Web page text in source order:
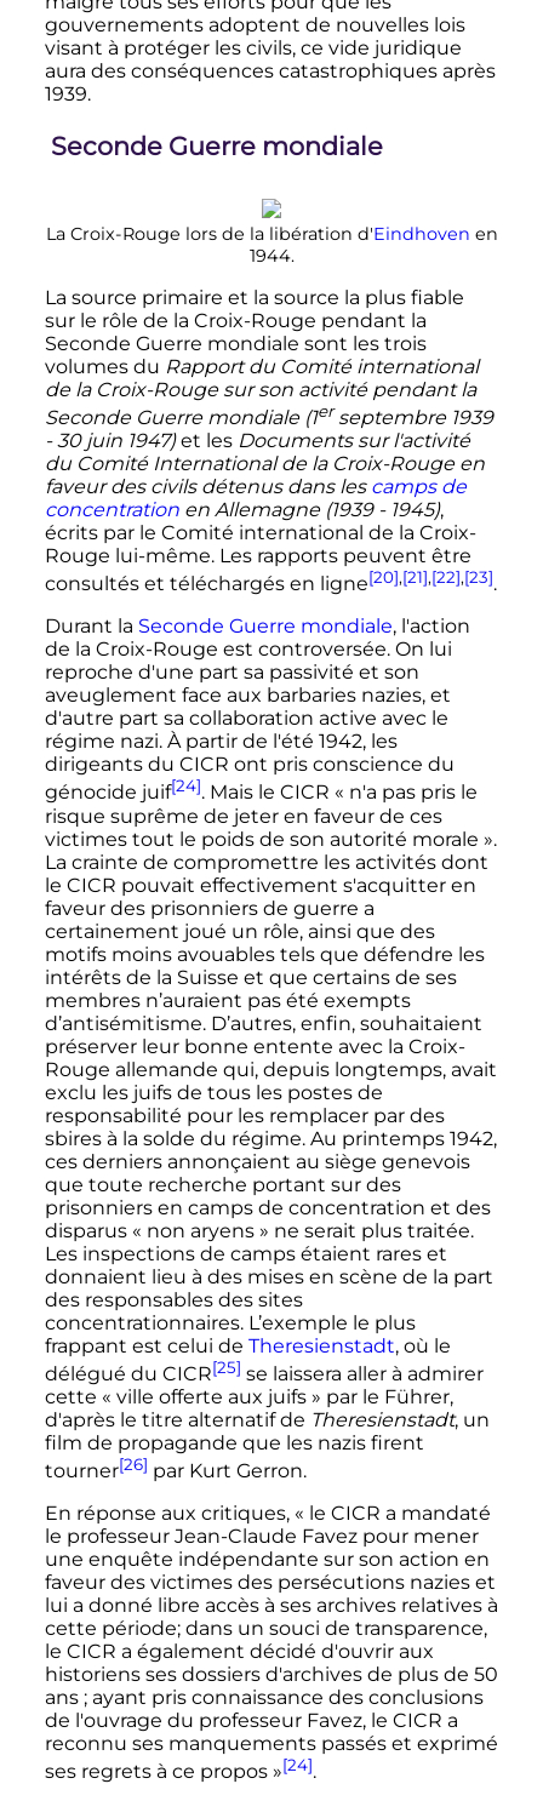
gouvernements adoptent de nouvelles lois
visant à protéger les civils, ce vide juridique
aura des conséquences catastrophiques après
1939.
Seconde Guerre mondiale
La Croix-Rouge lors de la libération d'Eindhoven en
1944.
La source primaire et la source la plus fiable
sur le rôle de la Croix-Rouge pendant la
Seconde Guerre mondiale sont les trois
volumes du Rapport du Comité international
de la Croix-Rouge sur son activité pendant la
Seconde Guerre mondiale (1erseptembre 1939
- 30 juin 1947)et les Documents sur l'activité
du Comité International de la Croix-Rouge en
faveur des civils détenus dans les camps de
concentrationen Allemagne (1939 - 1945),
écrits par le Comité international de la Croix-
Rouge lui-même. Les rapports peuvent être
consultés et téléchargés en ligne[20],[21],[22],[23].
Durant la Seconde Guerre mondiale, l'action
de la Croix-Rouge est controversée. On lui
reproche d'une part sa passivité et son
aveuglement face aux barbaries nazies, et
d'autre part sa collaboration active avec le
régime nazi. À partir de l'été 1942, les
dirigeants du CICR ont pris conscience du
génocide juif[24]. Mais le CICR « n'a pas pris le
risque suprême de jeter en faveur de ces
victimes tout le poids de son autorité morale ».
La crainte de compromettre les activités dont
le CICR pouvait effectivement s'acquitter en
faveur des prisonniers de guerre a
certainement joué un rôle, ainsi que des
motifs moins avouables tels que défendre les
intérêts de la Suisse et que certains de ses
membres n’auraient pas été exempts
d’antisémitisme. D’autres, enfin, souhaitaient
préserver leur bonne entente avec la Croix-
Rouge allemande qui, depuis longtemps, avait
exclu les juifs de tous les postes de
responsabilité pour les remplacer par des
sbires à la solde du régime. Au printemps 1942,
ces derniers annonçaient au siège genevois
que toute recherche portant sur des
prisonniers en camps de concentration et des
disparus « non aryens » ne serait plus traitée.
Les inspections de camps étaient rares et
donnaient lieu à des mises en scène de la part
des responsables des sites
concentrationnaires. L’exemple le plus
frappant est celui de Theresienstadt, où le
délégué du CICR[25] se laissera aller à admirer
cette « ville offerte aux juifs » par le Führer,
d'après le titre alternatif de Theresienstadt, un
film de propagande que les nazis firent
tourner[26] par Kurt Gerron.
En réponse aux critiques, « le CICR a mandaté
le professeur Jean-Claude Favez pour mener
une enquête indépendante sur son action en
faveur des victimes des persécutions nazies et
lui a donné libre accès à ses archives relatives à
cette période; dans un souci de transparence,
le CICR a également décidé d'ouvrir aux
historiens ses dossiers d'archives de plus de 50
ans ; ayant pris connaissance des conclusions
de l'ouvrage du professeur Favez, le CICR a
reconnu ses manquements passés et exprimé
ses regrets à ce propos »[24].